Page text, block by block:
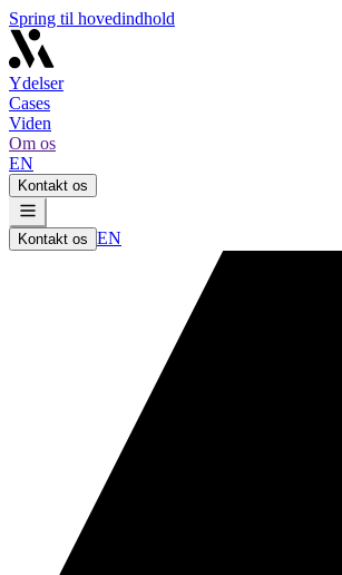
Spring til hovedindhold
Ydelser
Cases
Viden
Om os
EN
Kontakt os
Kontakt os EN